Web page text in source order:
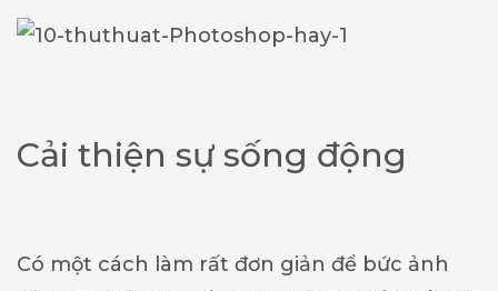
Cải thiện sự sống động
Có một cách làm rất đơn giản để bức ảnh